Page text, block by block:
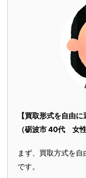
【買取形式を自由に
（砺波市 40代 女性
まず、買取方式を
です。